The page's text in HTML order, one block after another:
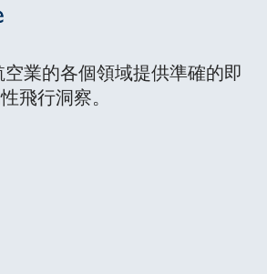
業的各個領域提供準確的即
飛行洞察。